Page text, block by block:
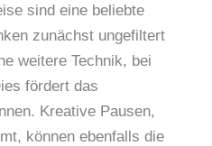
sind eine beliebte
zunächst ungefiltert
weitere Technik, bei
fördert das
Kreative Pausen,
können ebenfalls die